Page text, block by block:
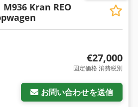
Kran REO
€27,000
固定価格 消費税別
お問い合わせを送信